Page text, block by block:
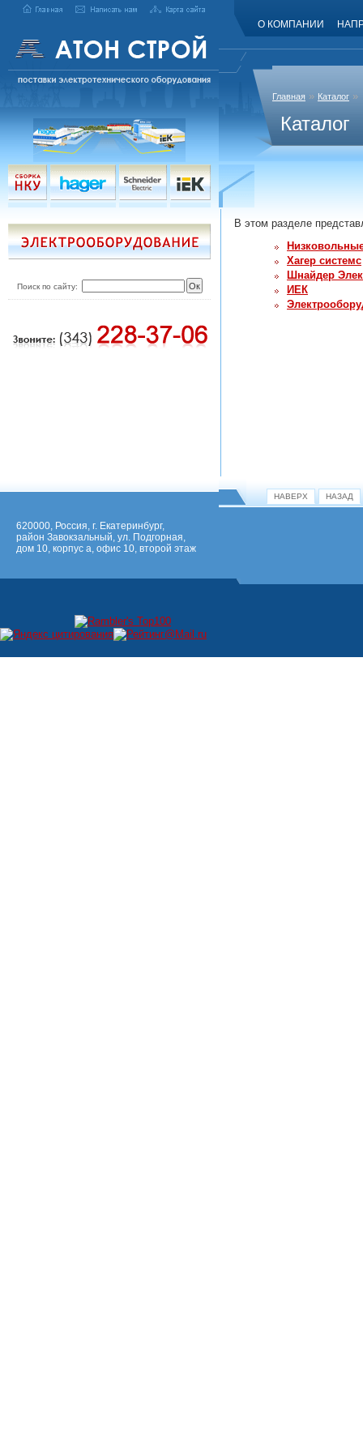
О КОМПАНИИ
Главная » Каталог »
Каталог
Поиск по сайту:
В этом разделе
Хагер системс
Шнайдер
ИЕК
НАВЕРХ НАЗАД
620000, Россия, г. Екатеринбург,
район Завокзальный, ул. Подгорная,
дом 10, корпус а, офис 10, второй этаж